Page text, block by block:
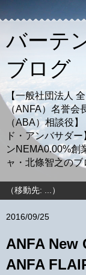
バーテ
ブログ
【一般社団法人
（ANFA）名誉会
（ABA）相談役
ド・アンバサダ
ンNEMA0.00%
ャ・北條智之のブ
2016/09/25
ANFA New
ANFA